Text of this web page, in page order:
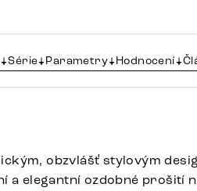
Série Parametry Hodnocení
obzvlášť stylovým
a elegantní ozdobné prošití